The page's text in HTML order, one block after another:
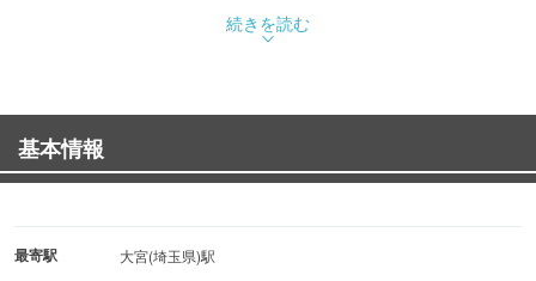
大人気の記念日プレートはジュエリーボックス付でかわい
1フロア貸切もできる広々としたオープンスペースは開放
的。
北欧風の白を基調とした内装でおしゃれな時間をお過ごし
続きを読む
基本情報
最寄駅 大宮(埼玉県)駅